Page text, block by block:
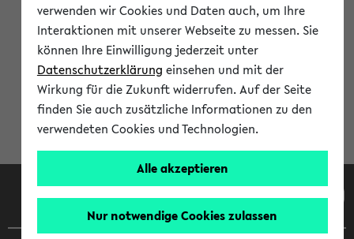
Bitte melden Sie sich an:
Anmeldung am eKVV
verwenden wir Cookies und Daten auch, um Ihre
Interaktionen mit unserer Webseite zu messen. Sie
können Ihre Einwilligung jederzeit unter
Datenschutzerklärung einsehen und mit der
Wirkung für die Zukunft widerrufen. Auf der Seite
finden Sie auch zusätzliche Informationen zu den
verwendeten Cookies und Technologien.
Alle akzeptieren
Nur notwendige Cookies zulassen